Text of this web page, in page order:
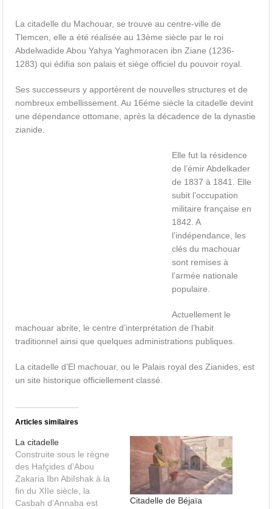
La citadelle du Machouar, se trouve au centre-ville de
Tlemcen, elle a été réalisée au 13ème siècle par le roi
Abdelwadide Abou Yahya Yaghmoracen ibn Ziane (1236-
1283) qui édifia son palais et siège officiel du pouvoir royal.
Ses successeurs y apportèrent de nouvelles structures et de
nombreux embellissement. Au 16éme siècle la citadelle devint
une dépendance ottomane, après la décadence de la dynastie
zianide.
Elle fut la résidence
de l’émir Abdelkader
de 1837 à 1841. Elle
subit l’occupation
militaire française en
1842. A
l’indépendance, les
clés du machouar
sont remises à
l’armée nationale
populaire.
Actuellement le
machouar abrite, le centre d’interprétation de l’habit
traditionnel ainsi que quelques administrations publiques.
La citadelle d’El machouar, ou le Palais royal des Zianides, est
un site historique officiellement classé.
Articles similaires
La citadelle
Construite sous le règne
des Hafçides d’Abou
Zakaria Ibn AbiIshak à la
fin du XIIe siècle, la
Casbah d’Annaba est
Citadelle de Béjaïa